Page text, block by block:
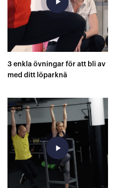
3 enkla övningar för att bli av
med ditt löparknä
play_arrow